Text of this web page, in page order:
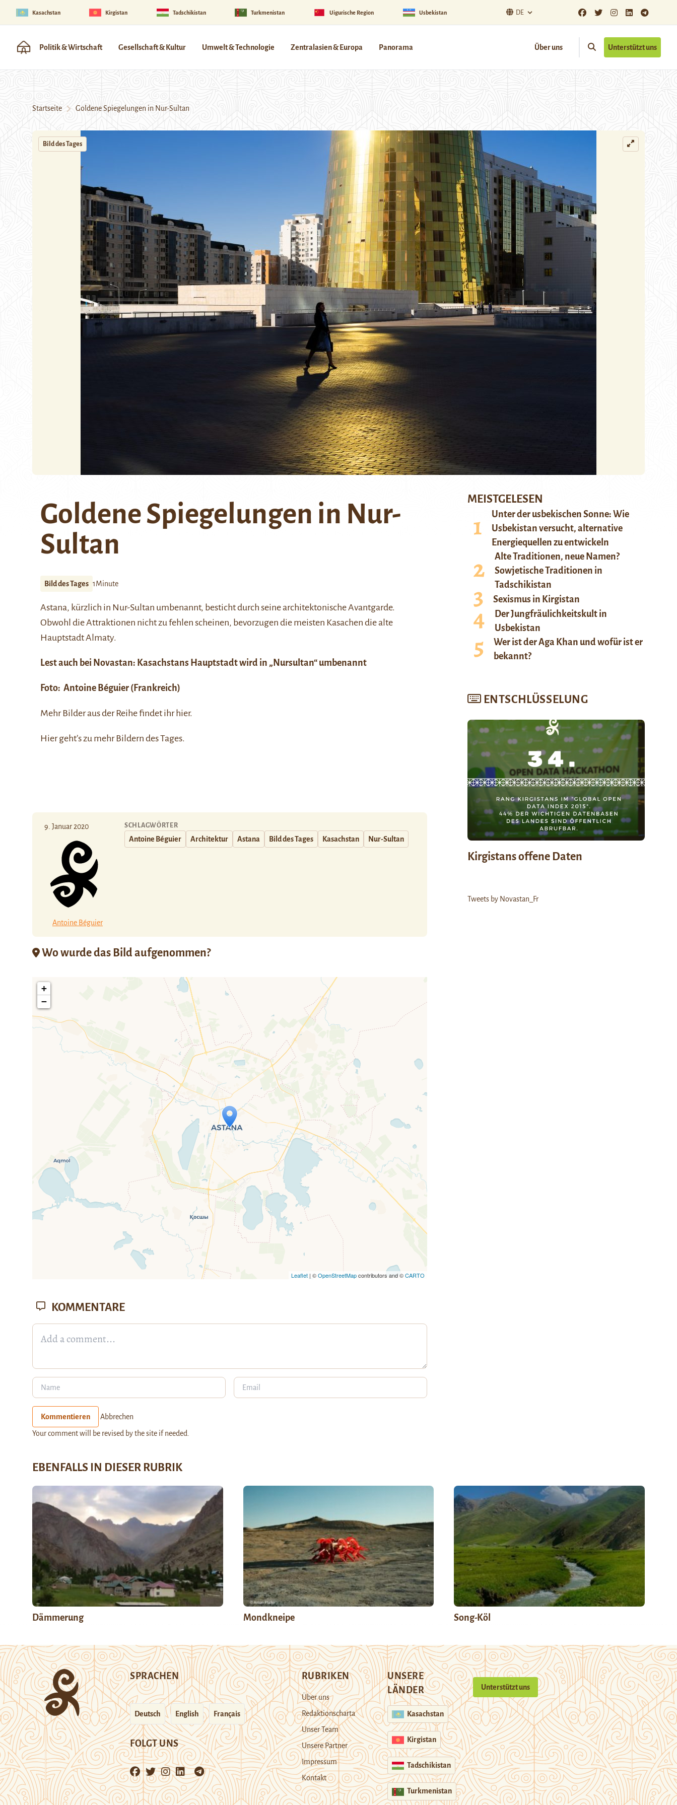
Kasachstan Kirgistan Tadschikistan Turkmenistan Uigurische Region Usbekistan DE
Politik & Wirtschaft Gesellschaft & Kultur Umwelt & Technologie Zentralasien & Europa Panorama Über uns Unterstützt uns
Startseite Goldene Spiegelungen in Nur-Sultan
Bild des Tages
Goldene Spiegelungen in Nur-
Sultan
Bild des Tages 1Minute
Astana, kürzlich in Nur-Sultan umbenannt, besticht durch seine architektonische Avantgarde.
Obwohl die Attraktionen nicht zu fehlen scheinen, bevorzugen die meisten Kasachen die alte
HauptstadtAlmaty.
Lest auch bei Novastan: Kasachstans Hauptstadt wird in „Nursultan“ umbenannt
Foto: Antoine Béguier (Frankreich)
Mehr Bilder aus der Reihe findet ihr hier.
Hiergeht’s zu mehr Bildern des Tages.
9. Januar 2020
Antoine Béguier
SCHLAGWÖRTER
Antoine Béguier Architektur Astana Bild des Tages Kasachstan Nur-Sultan
Wo wurde das Bild aufgenommen?
Travelers' Map wird geladen …
Wenn du dies siehst, nachdem deine Seite vollständig geladen wurde,
fehlen leafletJS-Dateien.
+
−
Leaflet | ©OpenStreetMapcontributors and ©CARTO
MEISTGELESEN
Unter der usbekischen Sonne: Wie
Usbekistan versucht, alternative
Energiequellen zu entwickeln
Alte Traditionen, neue Namen?
Sowjetische Traditionen in
Tadschikistan
Sexismus in Kirgistan
Der Jungfräulichkeitskult in
Usbekistan
Wer ist der Aga Khan und wofür ist er
bekannt?
ENTSCHLÜSSELUNG
Kirgistans offene Daten
Tweets by Novastan_Fr
KOMMENTARE
Kommentieren Abbrechen
Your comment will be revised by the site if needed.
EBENFALLS IN DIESER RUBRIK
Dämmerung Mondkneipe Song-Köl
SPRACHEN
Deutsch English Français
FOLGT UNS
RUBRIKEN
Über uns
Redaktionscharta
Unser Team
Unsere Partner
Impressum
Kontakt
UNSERE
LÄNDER
Kasachstan
Kirgistan
Tadschikistan
Turkmenistan
Unterstützt uns